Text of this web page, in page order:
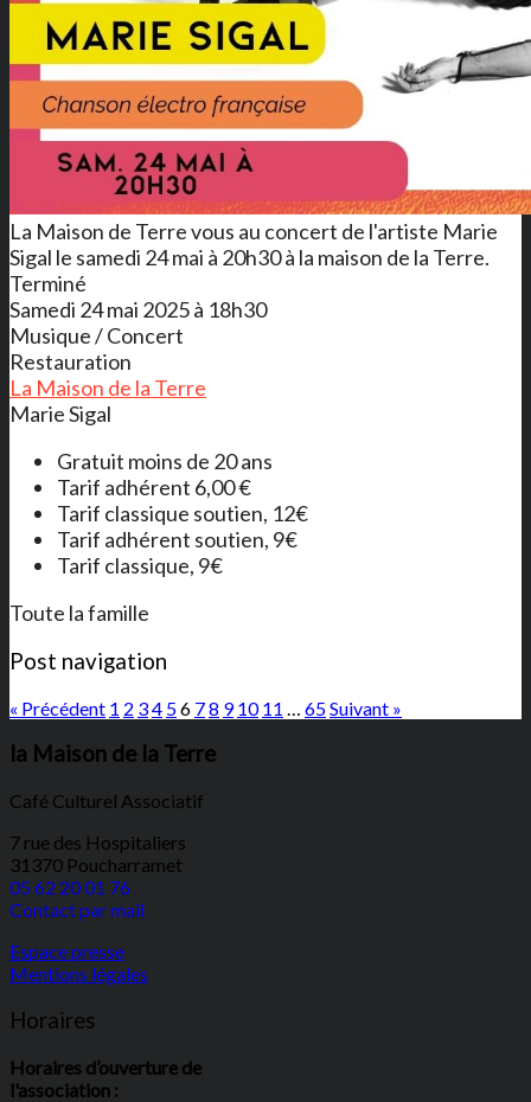
La Maison de Terre vous au concert de l'artiste Marie
Sigal le samedi 24 mai à 20h30 à la maison de la Terre.
Terminé
Samedi 24 mai 2025 à 18h30
Musique / Concert
Restauration
La Maison de la Terre
Marie Sigal
Gratuit moins de 20 ans
Tarif adhérent 6,00 €
Tarif classique soutien, 12€
Tarif adhérent soutien, 9€
Tarif classique, 9€
Toute la famille
Post navigation
« Précédent 1 2 34 56 78 9 10 11 65Suivant »
la Maison de la Terre
Café Culturel Associatif
7 rue des Hospitaliers
31370 Poucharramet
05 62 20 01 76
Contact par mail
Espace presse
Mentions légales
Horaires
Horaires d’ouverture de
l'association :